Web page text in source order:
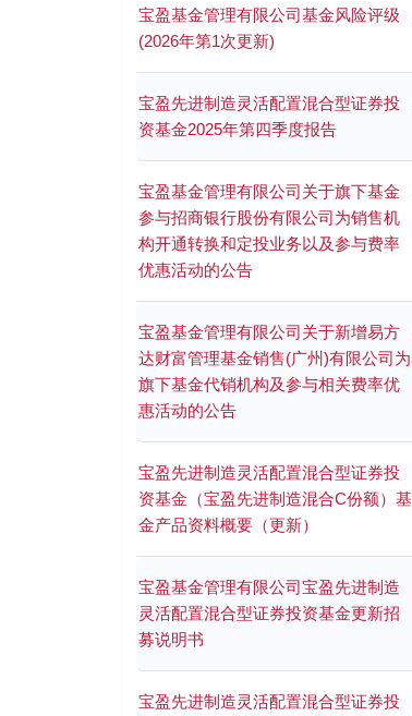
宝盈基金管理有限公司基金风险评级
(2026年第1次更新)
宝盈先进制造灵活配置混合型证券投
资基金2025年第四季度报告
宝盈基金管理有限公司关于旗下基金
参与招商银行股份有限公司为销售机
构开通转换和定投业务以及参与费率
优惠活动的公告
宝盈基金管理有限公司关于新增易方
达财富管理基金销售(广州)有限公司为
旗下基金代销机构及参与相关费率优
惠活动的公告
宝盈先进制造灵活配置混合型证券投
资基金（宝盈先进制造混合C份额）基
金产品资料概要（更新）
宝盈基金管理有限公司宝盈先进制造
灵活配置混合型证券投资基金更新招
募说明书
宝盈先进制造灵活配置混合型证券投